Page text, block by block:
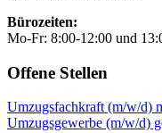
Bürozeiten:
Mo-Fr: 8:00-12:00 und
Offene Stellen
Umzugsfachkraft (m/w/d)
Umzugsgewerbe (m/w/d)